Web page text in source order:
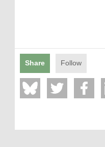
Share Follow